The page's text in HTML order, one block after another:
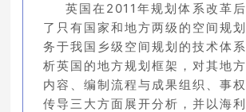
英国在2011年规划体系改革
了只有国家和地方两级的空间规
务于我国乡级空间规划的技术体
析英国的地方规划框架，对其地
内容、编制流程与成果组织、事
传导三大方面展开分析，并以海